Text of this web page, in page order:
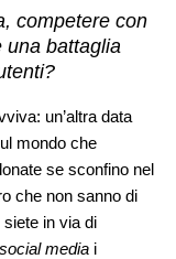
competere con
una battaglia
un’altra data
mondo che
se sconfino nel
che non sanno di
in via di
social media i